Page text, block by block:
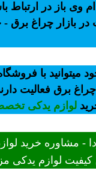
وی باز در ارتباط
بازار چراغ
میتوانید با
برق فعالیت
لوازم یدکی
- مشاوره خرید
لوازم یدکی